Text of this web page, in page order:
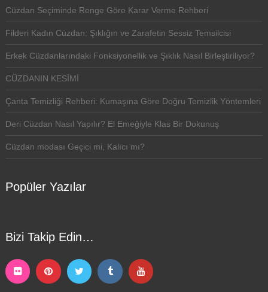
Cüzdan Seçiminde Renge Göre Karar Verme Rehberi
Filderi Kadın Cüzdan: Şıklığın ve Zarafetin Sessiz Temsilcisi
Erkek Cüzdanlarındaki Fonksiyonellik ve Şıklık Nasıl Birleştiriliyor?
CÜZDANIN KESİMİ
Çanta Temizliği Rehberi: Kumaşına Göre Doğru Temizlik Yöntemleri
Deri Cüzdan Nasıl Yapılır? El Emeğiyle Klas Bir Dokunuş
Cüzdan modası Geçici mi, Kalıcı mı?
Popüler Yazılar
Bizi Takip Edin…